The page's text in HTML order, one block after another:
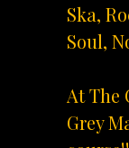
Ska,
Soul,
At The
Grey